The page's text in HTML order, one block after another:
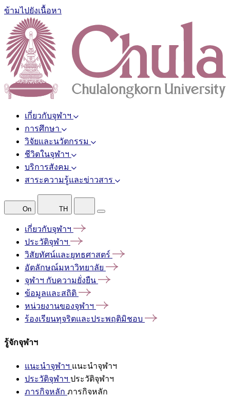
ข้ามไปยังเนื้อหา
เกี่ยวกับจุฬาฯ
การศึกษา
วิจัยและนวัตกรรม
ชีวิตในจุฬาฯ
บริการสังคม
สาระความรู้และข่าวสาร
On TH
เกี่ยวกับจุฬาฯ
ประวัติจุฬาฯ
วิสัยทัศน์และยุทธศาสตร์
อัตลักษณ์มหาวิทยาลัย
จุฬาฯ กับความยั่งยืน
ข้อมูลและสถิติ
หน่วยงานของจุฬาฯ
ร้องเรียนทุจริตและประพฤติมิชอบ
รู้จักจุฬาฯ
แนะนำจุฬาฯ แนะนำจุฬาฯ
ประวัติจุฬาฯ ประวัติจุฬาฯ
ภารกิจหลัก ภารกิจหลัก